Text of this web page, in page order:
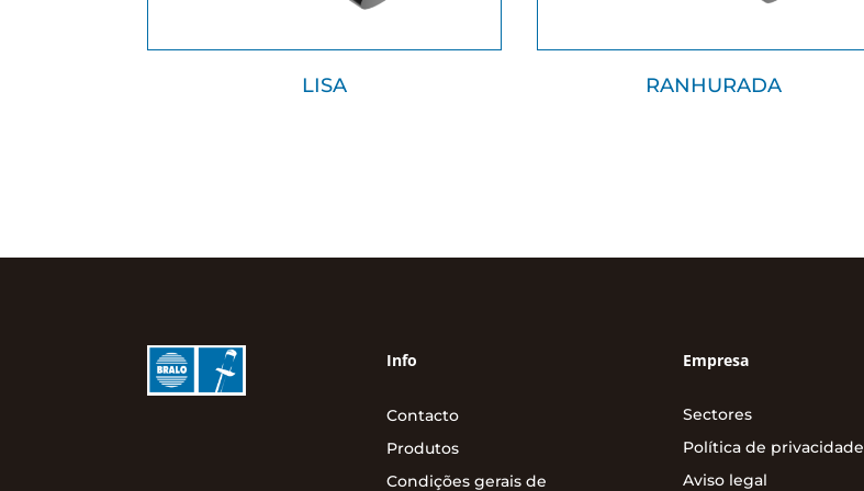
LISA RANHURADA
Info
Contacto
Produtos
Condições gerais de
Empresa
Sectores
Política de privacidade
Aviso legal